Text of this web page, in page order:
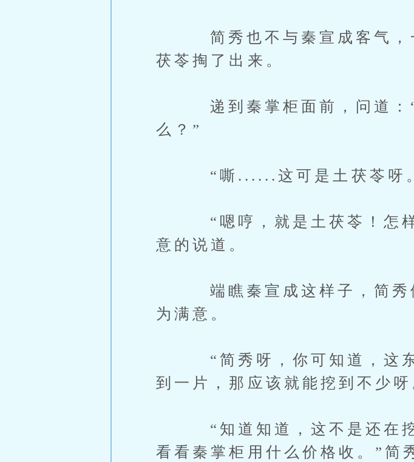
简秀也不与秦宣成客气，一
茯苓掏了出来。
递到秦掌柜面前，问道：“
么？”
“嘶......这可是土茯苓呀。”
“嗯哼，就是土茯苓！怎样
意的说道。
端瞧秦宣成这样子，简秀便
为满意。
“简秀呀，你可知道，这东
到一片，那应该就能挖到不少呀
“知道知道，这不是还在挖
看看秦掌柜用什么价格收。”简